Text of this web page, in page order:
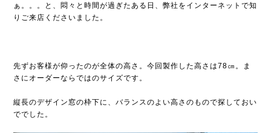
ぁ。。。と、悶々と時間が過ぎたある日、弊社をインターネットで知
りご来店くださいました。
先ずお客様が仰ったのが全体の高さ。今回製作した高さは78㎝。ま
さにオーダーならではのサイズです。
縦長のデザイン窓の枠下に、バランスのよい高さのもので探しておい
ででした。